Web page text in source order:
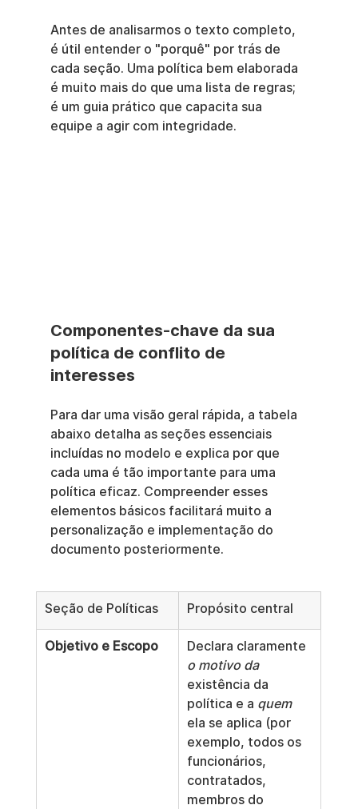
Antes de analisarmos o texto completo,
é útil entender o "porquê" por trás de
cada seção. Uma política bem elaborada
é muito mais do que uma lista de regras;
é um guia prático que capacita sua
equipe a agir com integridade.
Componentes-chave da sua
política de conflito de
interesses
Para dar uma visão geral rápida, a tabela
abaixo detalha as seções essenciais
incluídas no modelo e explica por que
cada uma é tão importante para uma
política eficaz. Compreender esses
elementos básicos facilitará muito a
personalização e implementação do
documento posteriormente.
Seção de Políticas Propósito central
Objetivo e Escopo
Declara claramente
o motivo da
existência da
política e a quem
ela se aplica (por
exemplo, todos os
funcionários,
contratados,
membros do